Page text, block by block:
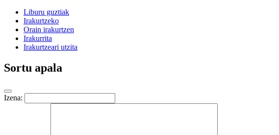
Liburu guztiak
Irakurtzeko
Orain irakurtzen
Irakurrita
Irakurtzeari utzita
Sortu apala
Izena: